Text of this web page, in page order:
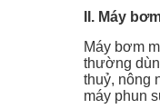
Tầm
II. Máy
Máy bơm
thường
thuỷ, nông
máy phun